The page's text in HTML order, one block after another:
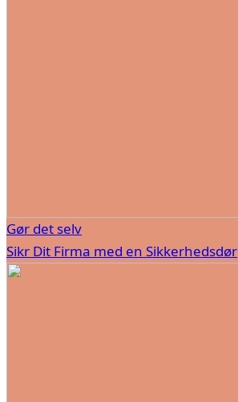
Gør det selv
Sikr Dit Firma med en Sikkerhedsdør